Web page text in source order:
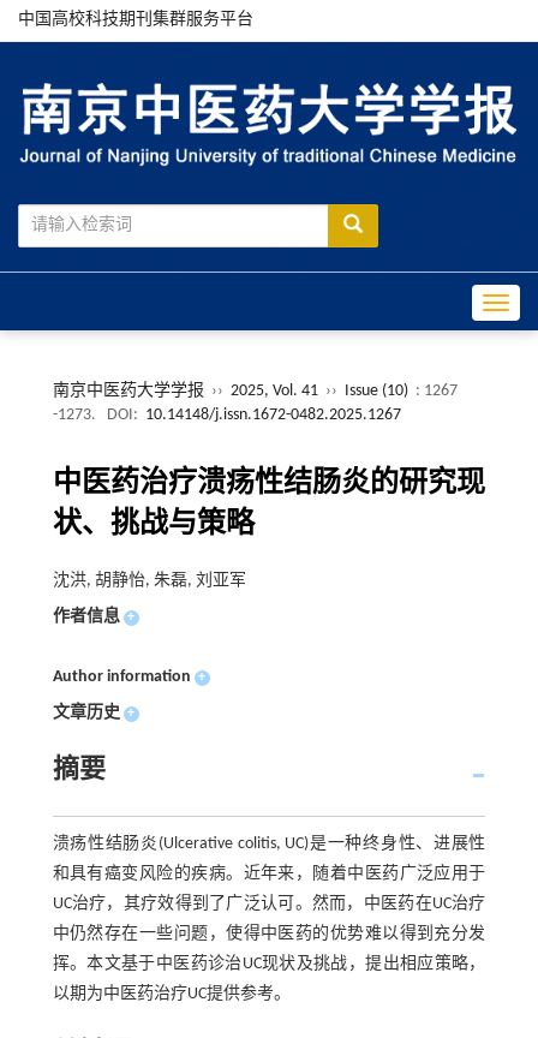
中国高校科技期刊集群服务平台
南京中医药大学学报 ›› 2025, Vol. 41 ›› Issue (10) : 1267
-1273.
DOI: 10.14148/j.issn.1672-0482.2025.1267
中医药治疗溃疡性结肠炎的研究现
状、挑战与策略
沈洪, 胡静怡, 朱磊, 刘亚军
作者信息 +
Author information +
文章历史 +
摘要
溃疡性结肠炎(Ulcerative colitis, UC)是一种终身性、进展性
和具有癌变风险的疾病。近年来，随着中医药广泛应用于
UC治疗，其疗效得到了广泛认可。然而，中医药在UC治疗
中仍然存在一些问题，使得中医药的优势难以得到充分发
挥。本文基于中医药诊治UC现状及挑战，提出相应策略，
以期为中医药治疗UC提供参考。